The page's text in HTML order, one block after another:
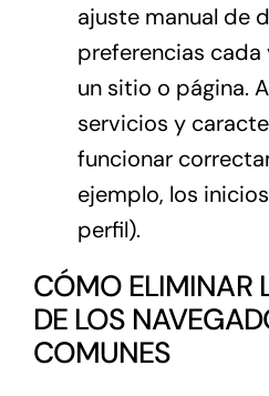
ajuste manual de
preferencias
un sitio o página.
servicios y
funcionar
ejemplo, los
perfil).
CÓMO ELIMINAR
DE LOS
COMUNES